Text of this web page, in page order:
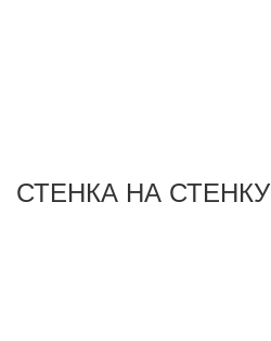
СТЕНКА НА СТЕНКУ